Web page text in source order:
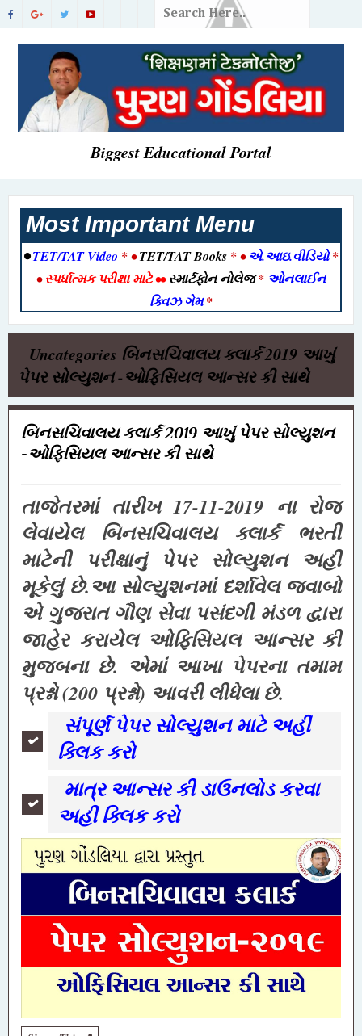
Biggest Educational Portal
Most Important Menu
•TET/TAT Video * •TET/TAT Books * •એ.આઇ.વીડિયો*
•સ્પર્ધાત્મક પરીક્ષા માટે••સ્માર્ટફોન નોલેજ* ઓનલાઈન
ક્વિઝ ગેમ*
Uncategories બિનસચિવાલય ક્લાર્ક 2019 આખું
પેપર સોલ્યુશન -ઓફિસિયલ આન્સર કી સાથે
બિનસચિવાલય ક્લાર્ક 2019 આખું પેપર સોલ્યુશન
-ઓફિસિયલ આન્સર કી સાથે
તાજેતરમાં તારીખ 17-11-2019 ના રોજ
લેવાયેલ બિનસચિવાલય ક્લાર્ક ભરતી
માટેની પરીક્ષાનું પેપર સોલ્યુશન અહીં
મૂકેલું છે.આ સોલ્યુશનમાં દર્શાવેલ જવાબો
એ ગુજરાત ગૌણ સેવા પસંદગી મંડળ દ્વારા
જાહેર કરાયેલ ઓફિસિયલ આન્સર કી
મુજબના છે. એમાં આખા પેપરના તમામ
પ્રશ્નો (200 પ્રશ્નો) આવરી લીધેલા છે.
સંપૂર્ણ પેપર સોલ્યુશન માટે અહીં
ક્લિક કરો
માત્ર આન્સર કી ડાઉનલોડ કરવા
અહીં ક્લિક કરો